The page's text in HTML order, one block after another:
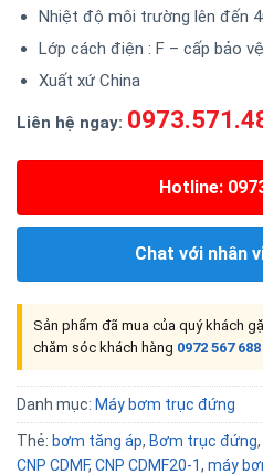
Nhiệt độ môi trường lên đến
Lớp cách điện : F – cấp bảo
Xuất xứ China
Liên hệ ngay:
Hotline:
Chat với nhân
Sản phẩm đã mua của quý khách
chăm sóc khách hàng 0972 567 688
Danh mục: Máy bơm trục đứng
Thẻ: bơm tăng áp, Bơm trục đứng,
CNP CDMF, CNP CDMF20-1, máy